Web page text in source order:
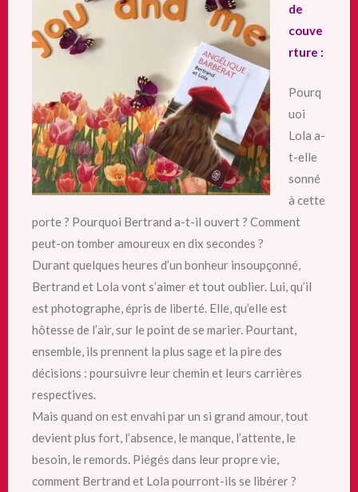
de
couve
rture :
Pourq
uoi
Lola a-
t-elle
sonné
à cette
porte ? Pourquoi Bertrand a-t-il ouvert ? Comment
peut-on tomber amoureux en dix secondes ?
Durant quelques heures d’un bonheur insoupçonné,
Bertrand et Lola vont s’aimer et tout oublier. Lui, qu’il
est photographe, épris de liberté. Elle, qu’elle est
hôtesse de l’air, sur le point de se marier. Pourtant,
ensemble, ils prennent la plus sage et la pire des
décisions : poursuivre leur chemin et leurs carrières
respectives.
Mais quand on est envahi par un si grand amour, tout
devient plus fort, l’absence, le manque, l’attente, le
besoin, le remords. Piégés dans leur propre vie,
comment Bertrand et Lola pourront-ils se libérer ?